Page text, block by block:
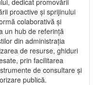
proactive și sprijinului
colaborativă și
un hub de referință
din administrația
de resurse, ghiduri
prin facilitarea
de consultare și
publică.